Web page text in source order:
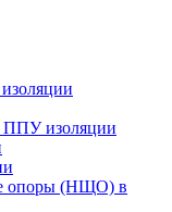
ППУ изоляции
опоры (НЩО) в